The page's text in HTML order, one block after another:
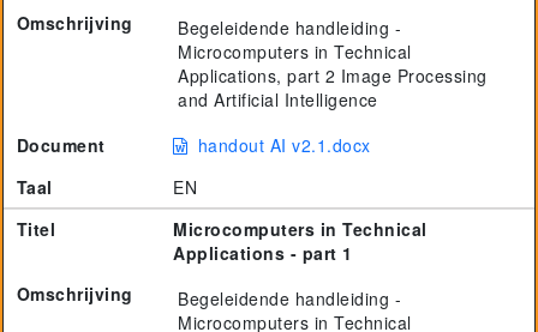
Omschrijving
Begeleidende handleiding -
Microcomputers in Technical
Applications, part 2 Image Processing
and Artificial Intelligence
Document
handout AI v2.1.docx
Taal
EN
Titel
Microcomputers in Technical
Applications - part 1
Omschrijving
Begeleidende handleiding -
Microcomputers in Technical